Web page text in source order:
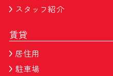
スタッフ紹介
賃貸
居住用
駐車場